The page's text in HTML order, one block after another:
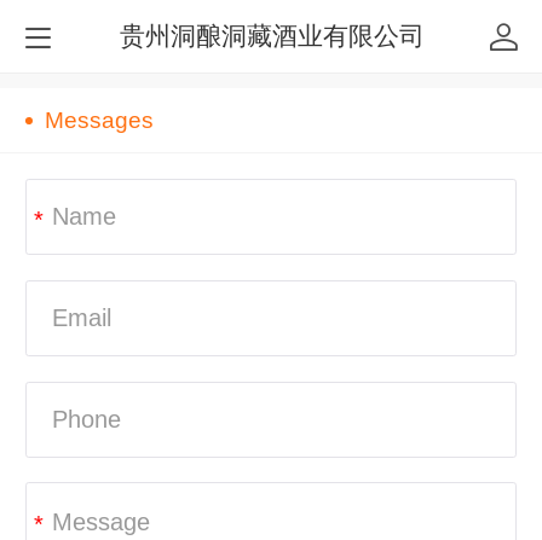
贵州洞酿洞藏酒业有限公司
Messages
*
*